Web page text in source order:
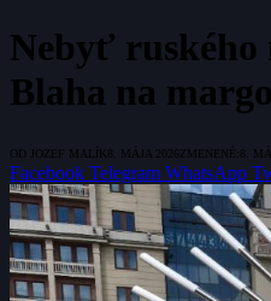
Nebyť ruského
Blaha na
OD JOZEF MALÍK 8. MÁJA 2026 ZMENENÉ: 8.
Facebook Telegram WhatsApp